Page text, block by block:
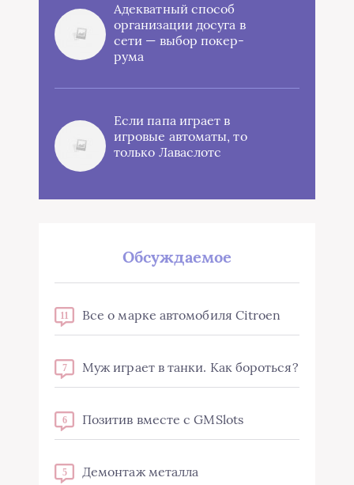
Адекватный способ
организации досуга в
сети — выбор покер-
рума
Если папа играет в
игровые автоматы, то
только Лаваслотс
Обсуждаемое
11 Все о марке автомобиля Citroen
7 Муж играет в танки. Как бороться?
6 Позитив вместе с GMSlots
5 Демонтаж металла